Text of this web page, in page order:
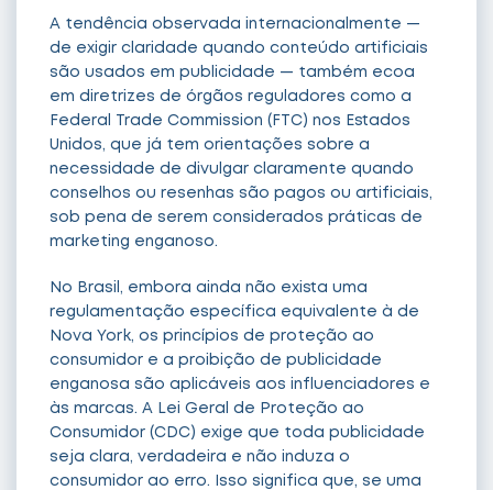
A tendência observada internacionalmente —
de exigir claridade quando conteúdo artificiais
são usados em publicidade — também ecoa
em diretrizes de órgãos reguladores como a
Federal Trade Commission (FTC) nos Estados
Unidos, que já tem orientações sobre a
necessidade de divulgar claramente quando
conselhos ou resenhas são pagos ou artificiais,
sob pena de serem considerados práticas de
marketing enganoso.
No Brasil, embora ainda não exista uma
regulamentação específica equivalente à de
Nova York, os princípios de proteção ao
consumidor e a proibição de publicidade
enganosa são aplicáveis aos influenciadores e
às marcas. A Lei Geral de Proteção ao
Consumidor (CDC) exige que toda publicidade
seja clara, verdadeira e não induza o
consumidor ao erro. Isso significa que, se uma